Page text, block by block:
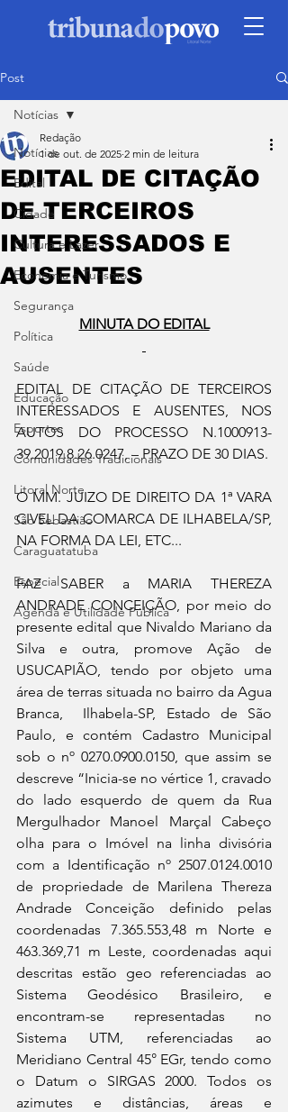
Post
Notícias
Edital
Cidade
Cultura e Lazer
Economia e Turismo
Segurança
Política
Saúde
Educação
Esportes
Comunidades Tradicionais
Litoral Norte
São Sebastião
Caraguatatuba
Especial
Agenda e Utilidade Pública
Notícias
EDITAL DE CITAÇÃO
DE TERCEIROS
INTERESSADOS E
AUSENTES
Redação
1 de out. de 2025 2 min de leitura
MINUTA DO EDITAL
EDITAL DE CITAÇÃO DE TERCEIROS
INTERESSADOS E AUSENTES, NOS
AUTOS DO PROCESSO N.1000913-
39.2019.8.26.0247, – PRAZO DE 30 DIAS.
O MM. JUIZO DE DIREITO DA 1ª VARA
CIVEL DA COMARCA DE ILHABELA/SP,
NA FORMA DA LEI, ETC...
FAZ SABER a MARIA THEREZA
ANDRADE CONCEIÇÃO, por meio do
presente edital que Nivaldo Mariano da
Silva e outra, promove Ação de
USUCAPIÃO, tendo por objeto uma
área de terras situada no bairro da Agua
Branca,  Ilhabela-SP, Estado de São
Paulo, e contém Cadastro Municipal
sob o nº 0270.0900.0150, que assim se
descreve “Inicia-se no vértice 1, cravado
do lado esquerdo de quem da Rua
Mergulhador Manoel Marçal Cabeço
olha para o Imóvel na linha divisória
com a Identificação nº 2507.0124.0010
de propriedade de Marilena Thereza
Andrade Conceição definido pelas
coordenadas 7.365.553,48 m Norte e
463.369,71 m Leste, coordenadas aqui
descritas estão geo referenciadas ao
Sistema Geodésico Brasileiro, e
encontram-se representadas no
Sistema UTM, referenciadas ao
Meridiano Central 45° EGr, tendo como
o Datum o SIRGAS 2000. Todos os
azimutes e distâncias, áreas e